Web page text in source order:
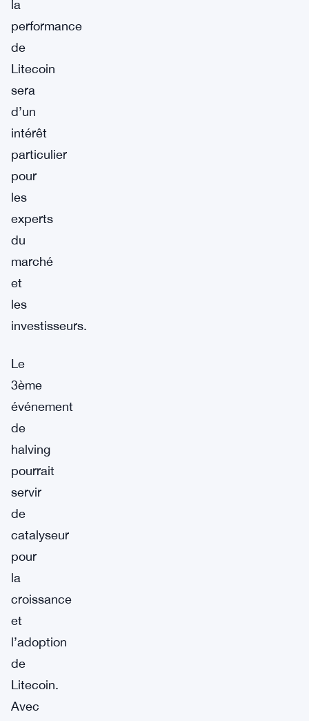
la
performance
de
Litecoin
sera
d’un
intérêt
particulier
pour
les
experts
du
marché
et
les
investisseurs.
Le
3ème
événement
de
halving
pourrait
servir
de
catalyseur
pour
la
croissance
et
l’adoption
de
Litecoin.
Avec